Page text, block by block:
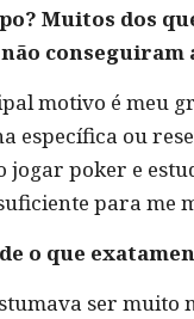
Muitos dos
motivo é meu
específica ou
poker e
para me
o que
ser muito